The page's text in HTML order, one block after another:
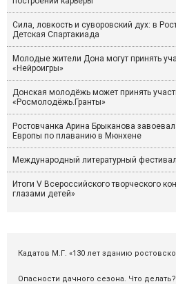
Сила, ловкость и суворовский дух: в
Детская Спартакиада
Молодые жители Дона могут принять
«Нейроигры»
Донская молодёжь может принять
«Росмолодёжь.Гранты»
Ростовчанка Арина Брыканова
Европы по плаванию в Мюнхене
Международный литературный
Итоги V Всероссийского творческого
глазами детей»
Кадатов М.Г. «130 лет зданию
Опасности дачного сезона. Что делать?